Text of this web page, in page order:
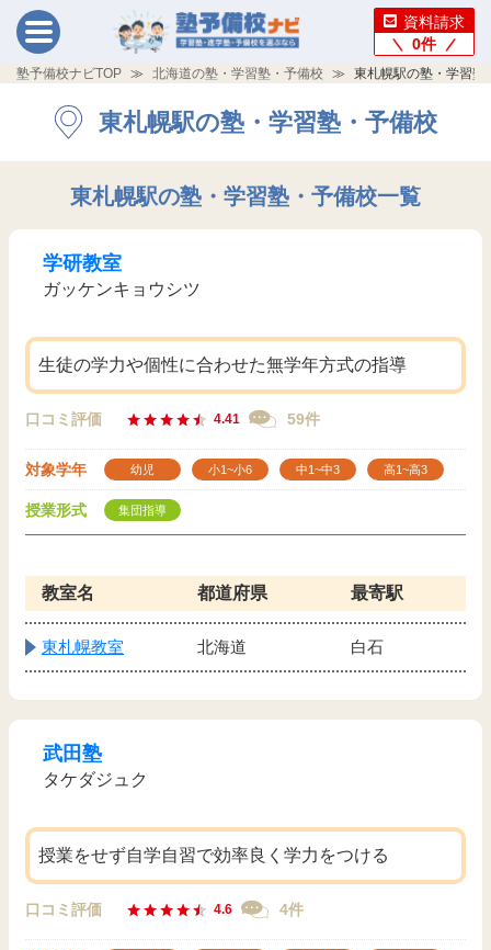
資料請求
0件
塾予備校ナビTOP 北海道の塾・学習塾・予備校 東札幌駅の塾・学習塾
東札幌駅の塾・学習塾・予備校
東札幌駅の塾・学習塾・予備校一覧
学研教室
ガッケンキョウシツ
生徒の学力や個性に合わせた無学年方式の指導
口コミ評価 4.41 59件
対象学年 幼児 小1~小6 中1~中3 高1~高3
授業形式 集団指導
教室名 都道府県 最寄駅
東札幌教室 北海道 白石
武田塾
タケダジュク
授業をせず自学自習で効率良く学力をつける
口コミ評価 4.6 4件